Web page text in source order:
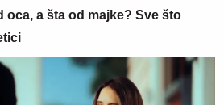
oca, a šta od majke? Sve što